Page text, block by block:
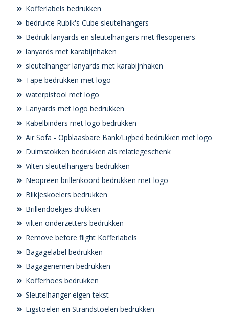
Kofferlabels bedrukken
bedrukte Rubik's Cube sleutelhangers
Bedruk lanyards en sleutelhangers met flesopeners
lanyards met karabijnhaken
sleutelhanger lanyards met karabijnhaken
Tape bedrukken met logo
waterpistool met logo
Lanyards met logo bedrukken
Kabelbinders met logo bedrukken
Air Sofa - Opblaasbare Bank/Ligbed bedrukken met logo
Duimstokken bedrukken als relatiegeschenk
Vilten sleutelhangers bedrukken
Neopreen brillenkoord bedrukken met logo
Blikjeskoelers bedrukken
Brillendoekjes drukken
vilten onderzetters bedrukken
Remove before flight Kofferlabels
Bagagelabel bedrukken
Bagageriemen bedrukken
Kofferhoes bedrukken
Sleutelhanger eigen tekst
Ligstoelen en Strandstoelen bedrukken